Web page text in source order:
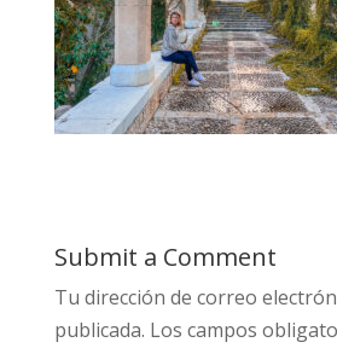
Submit a Comment
Tu dirección de correo
publicada. Los campos